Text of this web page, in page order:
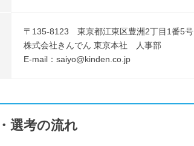
〒135-8123 東京都江東区豊洲2丁目1番5号
株式会社きんでん 東京本社 人事部
E-mail：saiyo@kinden.co.jp
選考の流れ